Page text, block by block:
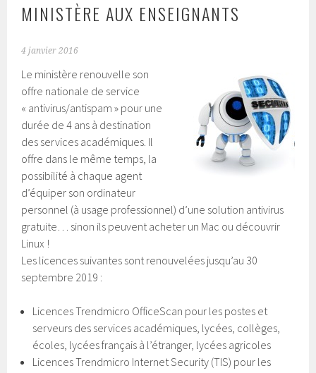
MINISTÈRE AUX ENSEIGNANTS
4 janvier 2016
Le ministère renouvelle son
offre nationale de service
« antivirus/antispam » pour une
durée de 4 ans à destination
des services académiques. Il
offre dans le même temps, la
possibilité à chaque agent
d’équiper son ordinateur
personnel (à usage professionnel) d’une solution antivirus
gratuite… sinon ils peuvent acheter un Mac ou découvrir
Linux !
Les licences suivantes sont renouvelées jusqu’au 30
septembre 2019 :
Licences Trendmicro OfficeScan pour les postes et
serveurs des services académiques, lycées, collèges,
écoles, lycées français à l’étranger, lycées agricoles
Licences Trendmicro Internet Security (TIS) pour les